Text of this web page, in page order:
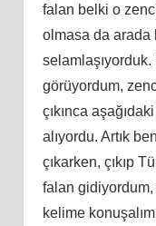
falan belki o
olmasa da arada
selamlaşıyorduk.
görüyordum,
çıkınca
alıyordu. Artık
çıkarken, çıkıp
falan gidiyordum,
kelime